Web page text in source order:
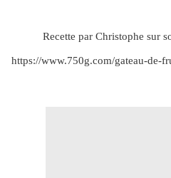
Recette par Christophe sur
https://www.750g.com/gateau-de-